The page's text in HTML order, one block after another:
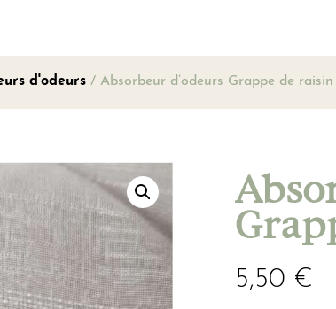
d'odeurs / Absorbeur d’odeurs Grappe de raisin
5,50 €